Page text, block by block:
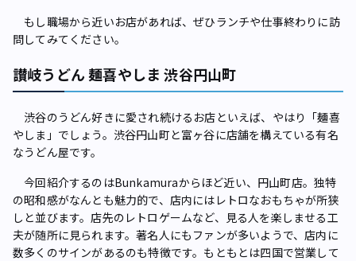
もし職場から近いお店があれば、ぜひランチや仕事終わりに訪
問してみてください。
讃岐うどん 麺喜やしま 渋谷円山町
渋谷のうどん好きに愛され続けるお店といえば、やはり「麺喜
やしま」でしょう。渋谷円山町と富ヶ谷に店舗を構えている有名
なうどん屋です。
今回紹介するのはBunkamuraからほど近い、円山町店。独特
の昭和感がなんとも魅力的で、店内にはレトロなおもちゃが所狭
しと並びます。店先のレトロゲームなど、見る人を楽しませる工
夫が随所に見られます。著名人にもファンが多いようで、店内に
数多くのサインがあるのも特徴です。もともとは四国で営業して